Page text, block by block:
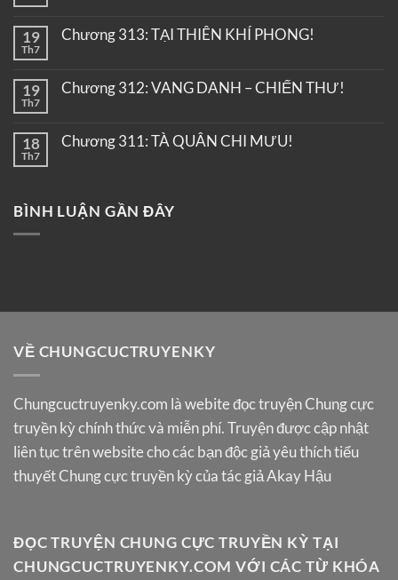
19
Th7
Chương 313: TẠI THIÊN KHÍ PHONG!
19
Th7
Chương 312: VANG DANH – CHIẾN THƯ!
18
Th7
Chương 311: TÀ QUÂN CHI MƯU!
BÌNH LUẬN GẦN ĐÂY
VỀ CHUNGCUCTRUYENKY
Chungcuctruyenky.com là webite đọc truyện Chung cực
truyền kỳ chính thức và miễn phí. Truyện được cập nhật
liên tục trên website cho các bạn độc giả yêu thích tiểu
thuyết Chung cực truyền kỳ của tác giả Akay Hậu
ĐỌC TRUYỆN CHUNG CỰC TRUYỀN KỲ TẠI
CHUNGCUCTRUYENKY.COM VỚI CÁC TỪ KHÓA